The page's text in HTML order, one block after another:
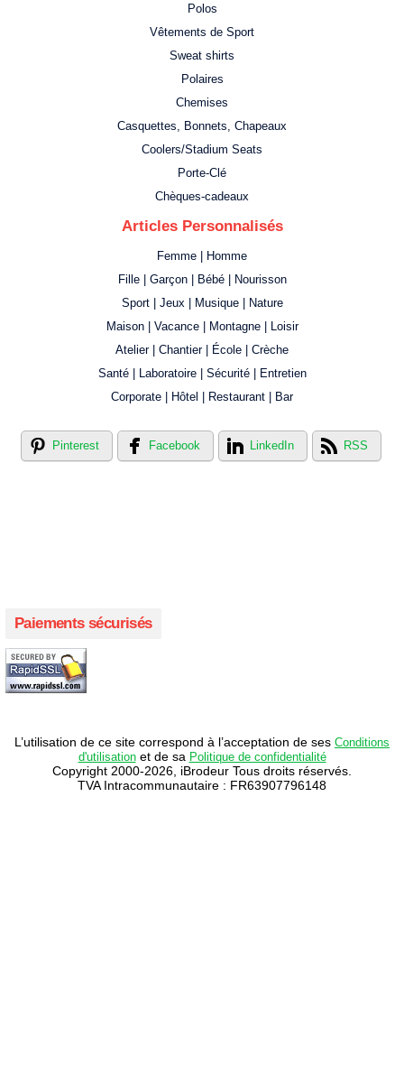
Polos
Vêtements de Sport
Sweat shirts
Polaires
Chemises
Casquettes, Bonnets, Chapeaux
Coolers/Stadium Seats
Porte-Clé
Chèques-cadeaux
Articles Personnalisés
Femme | Homme
Fille | Garçon | Bébé | Nourisson
Sport | Jeux | Musique | Nature
Maison | Vacance | Montagne | Loisir
Atelier | Chantier | École | Crèche
Santé | Laboratoire | Sécurité | Entretien
Corporate | Hôtel | Restaurant | Bar
Pinterest Facebook LinkedIn RSS
Paiements sécurisés
L’utilisation de ce site correspond à l’acceptation de ses Conditions
d'utilisationet de sa Politique de confidentialité
Copyright 2000-2026, iBrodeur Tous droits réservés.
TVA Intracommunautaire : FR63907796148